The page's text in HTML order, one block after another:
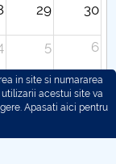
29 30
5 6
in site si numararea
acestui site va
Apasati aici pentru